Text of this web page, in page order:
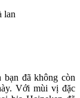
bạn đã không còn
Với mùi vị đặc